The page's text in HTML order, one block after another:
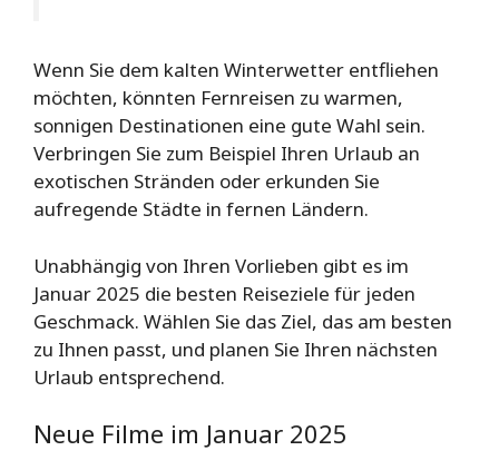
Wenn Sie dem kalten Winterwetter entfliehen
möchten, könnten Fernreisen zu warmen,
sonnigen Destinationen eine gute Wahl sein.
Verbringen Sie zum Beispiel Ihren Urlaub an
exotischen Stränden oder erkunden Sie
aufregende Städte in fernen Ländern.
Unabhängig von Ihren Vorlieben gibt es im
Januar 2025 die besten Reiseziele für jeden
Geschmack. Wählen Sie das Ziel, das am besten
zu Ihnen passt, und planen Sie Ihren nächsten
Urlaub entsprechend.
Neue Filme im Januar 2025